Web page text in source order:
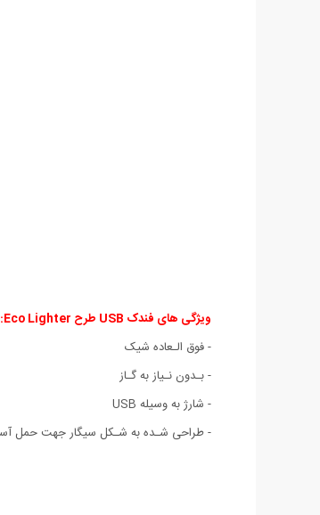
ویژگی های فندک USB طرح Eco Lighter:
- فوق الـعاده شيک
- بـدون نـياز به گـاز
- شارژ به وسيله USB
- طراحی شـده به شـکل سیگار جهت حمل